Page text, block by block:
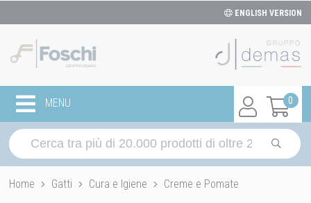
ENGLISH VERSION
0
MENU
Home Gatti Cura e Igiene Creme e Pomate